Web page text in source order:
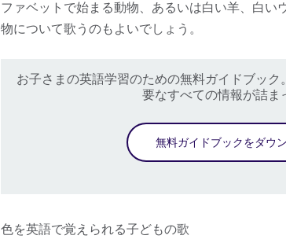
ファベットで始まる動物、あるいは白い羊、白い
物について歌うのもよいでしょう。
お子さまの英語学習のための無料ガイドブッ
要なすべての情報が詰ま
無料ガイドブックをダウ
色を英語で覚えられる子どもの歌